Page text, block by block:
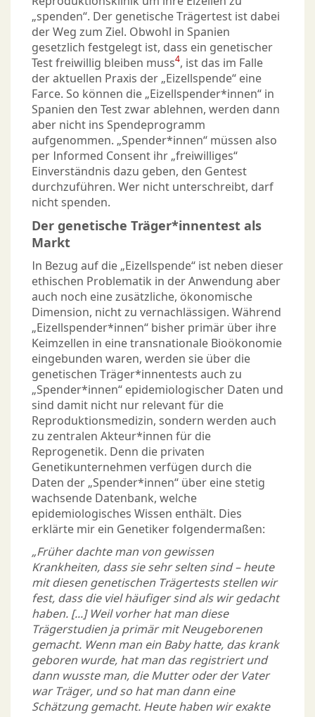
„spenden“. Der genetische Trägertest ist dabei
der Weg zum Ziel. Obwohl in Spanien
gesetzlich festgelegt ist, dass ein genetischer
Test freiwillig bleiben muss4, ist das im Falle
der aktuellen Praxis der „Eizellspende“ eine
Farce. So können die „Eizellspender*innen“ in
Spanien den Test zwar ablehnen, werden dann
aber nicht ins Spendeprogramm
aufgenommen. „Spender*innen“ müssen also
per Informed Consent ihr „freiwilliges“
Einverständnis dazu geben, den Gentest
durchzuführen. Wer nicht unterschreibt, darf
nicht spenden.
Der genetische Träger*innentest als
Markt
In Bezug auf die „Eizellspende“ ist neben dieser
ethischen Problematik in der Anwendung aber
auch noch eine zusätzliche, ökonomische
Dimension, nicht zu vernachlässigen. Während
„Eizellspender*innen“ bisher primär über ihre
Keimzellen in eine transnationale Bioökonomie
eingebunden waren, werden sie über die
genetischen Träger*innentests auch zu
„Spender*innen“ epidemiologischer Daten und
sind damit nicht nur relevant für die
Reproduktionsmedizin, sondern werden auch
zu zentralen Akteur*innen für die
Reprogenetik. Denn die privaten
Genetikunternehmen verfügen durch die
Daten der „Spender*innen“ über eine stetig
wachsende Datenbank, welche
epidemiologisches Wissen enthält. Dies
erklärte mir ein Genetiker folgendermaßen:
„Früher dachte man von gewissen
Krankheiten, dass sie sehr selten sind – heute
mit diesen genetischen Trägertests stellen wir
fest, dass die viel häufiger sind als wir gedacht
haben. [...] Weil vorher hat man diese
Trägerstudien ja primär mit Neugeborenen
gemacht. Wenn man ein Baby hatte, das krank
geboren wurde, hat man das registriert und
dann wusste man, die Mutter oder der Vater
war Träger, und so hat man dann eine
Schätzung gemacht. Heute haben wir exakte